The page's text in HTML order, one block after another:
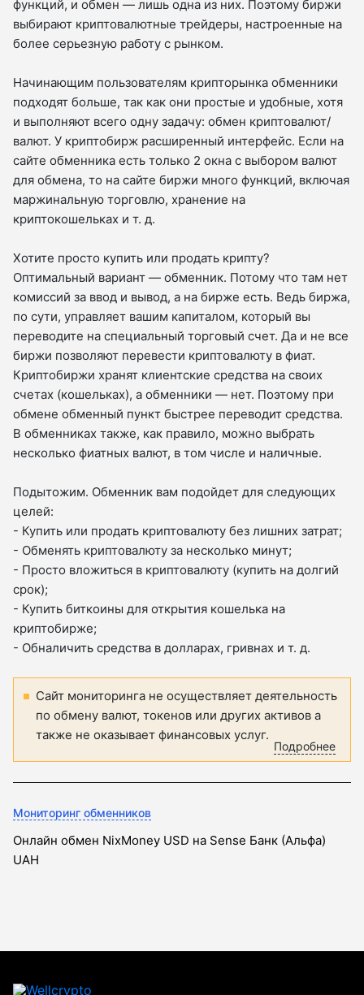
функций, и обмен — лишь одна из них. Поэтому биржи
выбирают криптовалютные трейдеры, настроенные на
более серьезную работу с рынком.
Начинающим пользователям крипторынка обменники
подходят больше, так как они простые и удобные, хотя
и выполняют всего одну задачу: обмен криптовалют/
валют. У криптобирж расширенный интерфейс. Если на
сайте обменника есть только 2 окна с выбором валют
для обмена, то на сайте биржи много функций, включая
маржинальную торговлю, хранение на
криптокошельках и т. д.
Хотите просто купить или продать крипту?
Оптимальный вариант — обменник. Потому что там нет
комиссий за ввод и вывод, а на бирже есть. Ведь биржа,
по сути, управляет вашим капиталом, который вы
переводите на специальный торговый счет. Да и не все
биржи позволяют перевести криптовалюту в фиат.
Криптобиржи хранят клиентские средства на своих
счетах (кошельках), а обменники — нет. Поэтому при
обмене обменный пункт быстрее переводит средства.
В обменниках также, как правило, можно выбрать
несколько фиатных валют, в том числе и наличные.
Подытожим. Обменник вам подойдет для следующих
целей:
- Купить или продать криптовалюту без лишних затрат;
- Обменять криптовалюту за несколько минут;
- Просто вложиться в криптовалюту (купить на долгий
срок);
- Купить биткоины для открытия кошелька на
криптобирже;
- Обналичить средства в долларах, гривнах и т. д.
Сайт мониторинга не осуществляет деятельность
по обмену валют, токенов или других активов а
также не оказывает финансовых услуг.
Подробнее
Мониторинг обменников
Онлайн обмен NixMoney USD на Sense Банк (Альфа)
UAH